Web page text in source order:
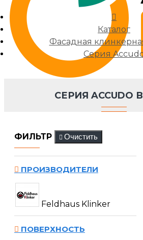
Каталог
Фасадная
Cерия
CЕРИЯ ACCUDO
ФИЛЬТР Очистить
ПРОИЗВОДИТЕЛИ
Feldhaus Klinker
ПОВЕРХНОСТЬ